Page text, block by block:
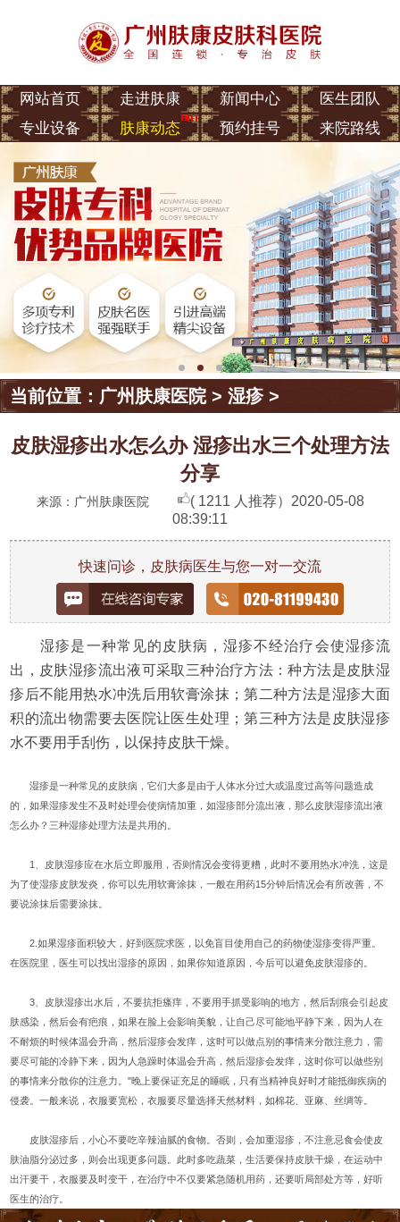
网站首页 走进肤康 新闻中心
医生团队
专业设备
肤康动态 预约挂号 来院路线
当前位置： 广州肤康医院>湿疹>
皮肤湿疹出水怎么办 湿疹出水三个处理方法
分享
来源：广州肤康医院 ( 1211 人推荐） 2020-05-08
08:39:11
快速问诊，皮肤病医生与您一对一交流
湿疹是一种常见的皮肤病，湿疹不经治疗会使湿疹流
出，皮肤湿疹流出液可采取三种治疗方法：种方法是皮肤湿
疹后不能用热水冲洗后用软膏涂抹；第二种方法是湿疹大面
积的流出物需要去医院让医生处理；第三种方法是皮肤湿疹
水不要用手刮伤，以保持皮肤干燥。
湿疹是一种常见的皮肤病，它们大多是由于人体水分过大或温度过高等问题造成
的，如果湿疹发生不及时处理会使病情加重，如湿疹部分流出液，那么皮肤湿疹流出液
怎么办？三种湿疹处理方法是共用的。
1、皮肤湿疹应在水后立即服用，否则情况会变得更糟，此时不要用热水冲洗，这是
为了使湿疹皮肤发炎，你可以先用软膏涂抹，一般在用药15分钟后情况会有所改善，不
要说涂抹后需要涂抹。
2.如果湿疹面积较大，好到医院求医，以免盲目使用自己的药物使湿疹变得严重。
在医院里，医生可以找出湿疹的原因，如果你知道原因，今后可以避免皮肤湿疹的。
3、皮肤湿疹出水后，不要抗拒瘙痒，不要用手抓受影响的地方，然后刮痕会引起皮
肤感染，然后会有疤痕，如果在脸上会影响美貌，让自己尽可能地平静下来，因为人在
不耐烦的时候体温会升高，然后湿疹会发痒，这时可以做点别的事情来分散注意力，需
要尽可能的冷静下来，因为人急躁时体温会升高，然后湿疹会发痒，这时你可以做些别
的事情来分散你的注意力。"晚上要保证充足的睡眠，只有当精神良好时才能抵御疾病的
侵袭。一般来说，衣服要宽松，衣服要尽量选择天然材料，如棉花、亚麻、丝绸等。
皮肤湿疹后，小心不要吃辛辣油腻的食物。否则，会加重湿疹，不注意忌食会使皮
肤油脂分泌过多，则会出现更多问题。此时多吃蔬菜，生活要保持皮肤干燥，在运动中
出汗要干，衣服要及时变干，在治疗中不仅要紧急随机用药，还要听局部处方等，好听
医生的治疗。